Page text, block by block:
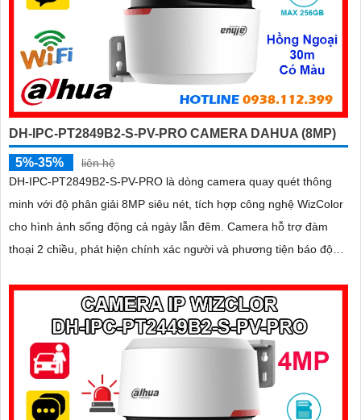
DH-IPC-PT2849B2-S-PV-PRO CAMERA DAHUA (8MP)
5%-35%
liên hệ
DH-IPC-PT2849B2-S-PV-PRO là dòng camera quay quét thông
minh với độ phân giải 8MP siêu nét, tích hợp công nghệ WizColor
cho hình ảnh sống động cả ngày lẫn đêm. Camera hỗ trợ đàm
thoại 2 chiều, phát hiện chính xác người và phương tiện báo động